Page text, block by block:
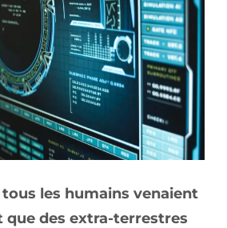
tous les humains venaient
que des extra-terrestres